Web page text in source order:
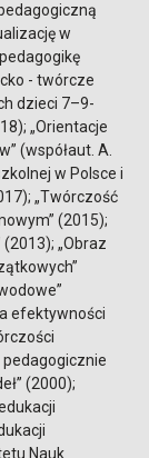
w
- twórcze
dzieci 7–9-
„Orientacje
(współaut. A.
w Polsce i
„Twórczość
(2015);
„Obraz
efektywności
pedagogicznie
(2000);
Nauk